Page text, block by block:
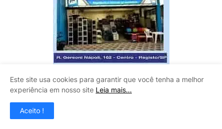
CLAUDINEY VIDROS
Este site usa cookies para garantir que você tenha a melhor
experiência em nosso site Leia mais...
Aceito !